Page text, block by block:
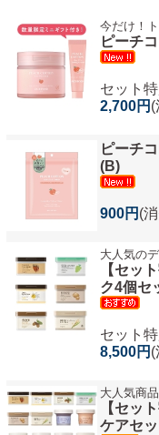
今だけ！
ピーチ
セット
2,700円 (
ピーチ
(B)
900円 (
大人気の
【セッ
ク4個セ
セット
8,500円 (
大人気商
【セッ
ケアセ